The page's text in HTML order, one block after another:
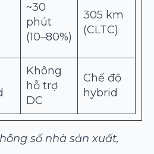
~30
phút
(10–80%)
305 km
(CLTC)
Không
hỗ trợ
DC
Chế độ
hybrid
số nhà sản xuất,